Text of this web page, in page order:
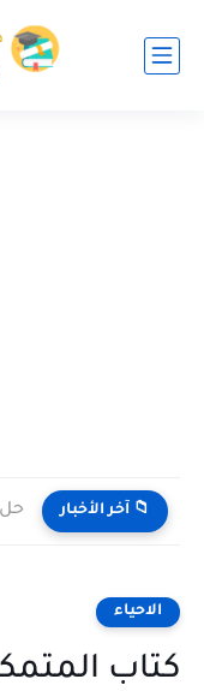
📁 آخر الأخبار
الاحياء
كتاب